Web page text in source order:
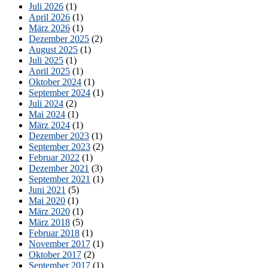
Vorlieben!“
Juli 2026 (1)
April 2026 (1)
März 2026 (1)
Dezember 2025 (2)
August 2025 (1)
Juli 2025 (1)
April 2025 (1)
Oktober 2024 (1)
September 2024 (1)
Juli 2024 (2)
Mai 2024 (1)
März 2024 (1)
Dezember 2023 (1)
September 2023 (2)
Februar 2022 (1)
Dezember 2021 (3)
September 2021 (1)
Juni 2021 (5)
Mai 2020 (1)
März 2020 (1)
März 2018 (5)
Februar 2018 (1)
November 2017 (1)
Oktober 2017 (2)
September 2017 (1)